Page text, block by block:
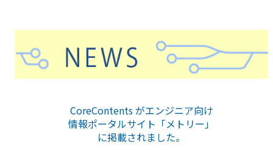
CoreContents がエンジニア向け
情報ポータルサイト「メトリー」
に掲載されました。